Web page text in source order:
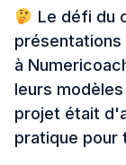
Le défi du
présentations
à
leurs
projet était
pratique pour